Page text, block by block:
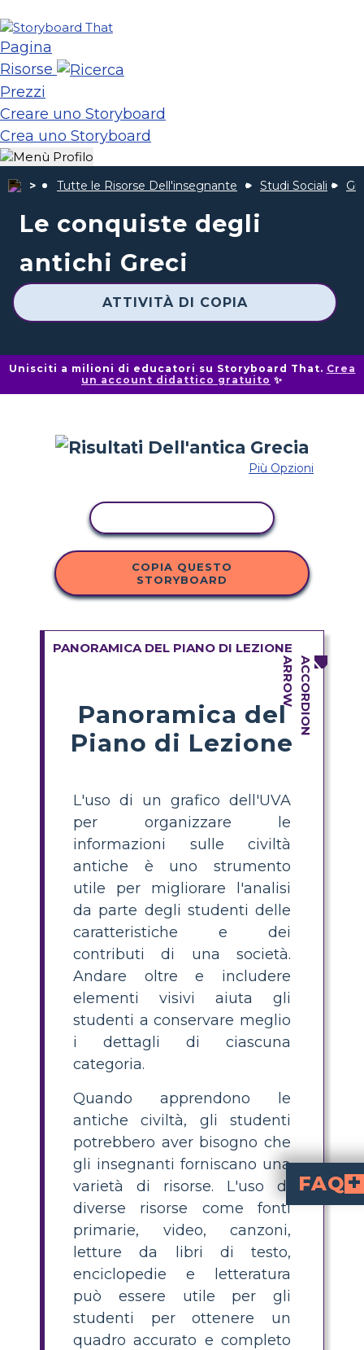
Pagina
Risorse
Prezzi
Creare uno Storyboard
Crea uno Storyboard
Tutte le Risorse Dell'insegnante Studi Sociali
Le conquiste degli
antichi Greci
ATTIVITÀ DI COPIA
Unisciti a milioni di educatori su Storyboard That. Crea
un account didattico gratuito ✨
Più Opzioni
COPIA QUESTO
STORYBOARD
PANORAMICA DEL PIANO DI LEZIONE
Panoramica del
Piano di Lezione
L'uso di un grafico dell'UVA
per organizzare le
informazioni sulle civiltà
antiche è uno strumento
utile per migliorare l'analisi
da parte degli studenti delle
caratteristiche e dei
contributi di una società.
Andare oltre e includere
elementi visivi aiuta gli
studenti a conservare meglio
i dettagli di ciascuna
categoria.
Quando apprendono le
antiche civiltà, gli studenti
potrebbero aver bisogno che
gli insegnanti forniscano una
varietà di risorse. L'uso di
diverse risorse come fonti
primarie, video, canzoni,
letture da libri di testo,
enciclopedie e letteratura
può essere utile per gli
studenti per ottenere un
quadro accurato e completo
FAQ